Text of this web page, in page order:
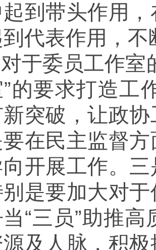
起到带头作用
代表作用，
对于委员工作室
的要求打造工
突破，让政
要在民主监督
开展工作。
是要加大对
“三员”助推
源及人脉，积